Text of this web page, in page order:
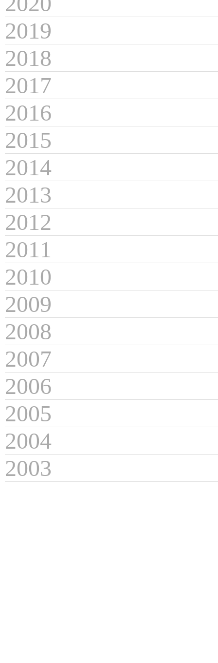
2019
2018
2017
2016
2015
2014
2013
2012
2011
2010
2009
2008
2007
2006
2005
2004
2003